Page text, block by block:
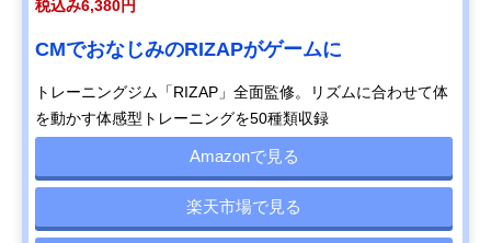
税込み6,380円
CMでおなじみのRIZAPがゲームに
トレーニングジム「RIZAP」全面監修。リズムに合わせて体
を動かす体感型トレーニングを50種類収録
Amazonで見る
楽天市場で見る